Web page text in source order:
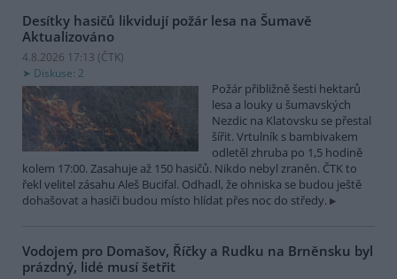
Desítky hasičů likvidují požár lesa na Šumavě
Aktualizováno
4.8.2026 17:13 (ČTK)
Diskuse: 2
Požár přibližně šesti hektarů
lesa a louky u šumavských
Nezdic na Klatovsku se přestal
šířit. Vrtulník s bambivakem
odletěl zhruba po 1,5 hodině
kolem 17:00. Zasahuje až 150 hasičů. Nikdo nebyl zraněn. ČTK to
řekl velitel zásahu Aleš Bucifal. Odhadl, že ohniska se budou ještě
dohašovat a hasiči budou místo hlídat přes noc do středy.
Vodojem pro Domašov, Říčky a Rudku na Brněnsku byl
prázdný, lidé musí šetřit